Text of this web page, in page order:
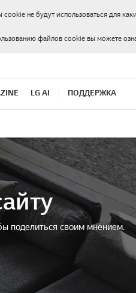
не будут использоваться для
файлов cookie вы можете
LG AI ПОДДЕРЖКА
поделиться своим мнением.